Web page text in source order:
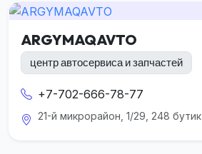
ARGYMAQAVTO
центр автосервиса и запчастей
+7-702-666-78-77
21-й микрорайон, 1/29, 248 бутик